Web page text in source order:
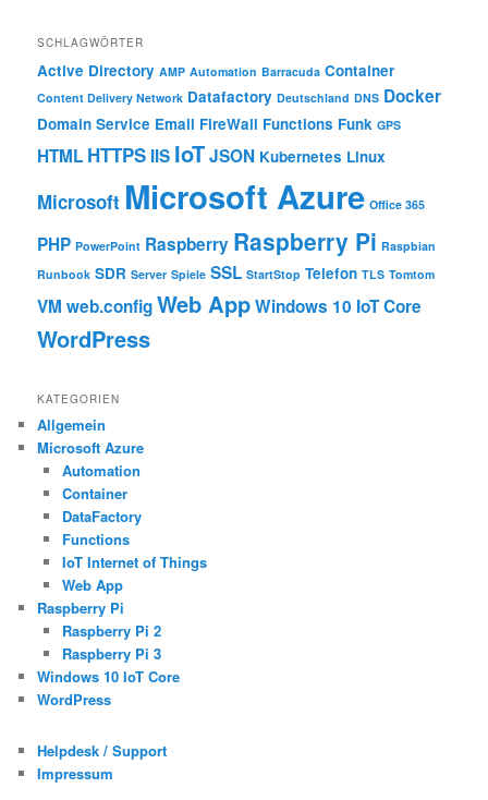
SCHLAGWÖRTER
Active Directory AMP Automation Barracuda Container
Content Delivery Network Datafactory Deutschland DNS Docker
Domain Service Email FireWall Functions Funk GPS
HTML HTTPS IIS IoTJSON Kubernetes Linux
Microsoft Microsoft Azure Office 365
PHP PowerPoint Raspberry Raspberry Pi Raspbian
Runbook SDR Server Spiele SSL StartStop Telefon TLS Tomtom
VM web.configWeb AppWindows 10 IoT Core
WordPress
KATEGORIEN
Allgemein
Microsoft Azure
Automation
Container
DataFactory
Functions
IoT Internet of Things
Web App
Raspberry Pi
Raspberry Pi 2
Raspberry Pi 3
Windows 10 IoT Core
WordPress
Helpdesk / Support
Impressum